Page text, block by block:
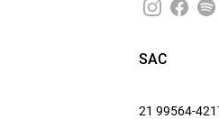
SAC
21 99564-